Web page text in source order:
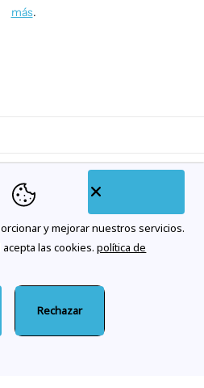
más.
electrónicos
y mejorar nuestros servicios.
las cookies. política de
Rechazar